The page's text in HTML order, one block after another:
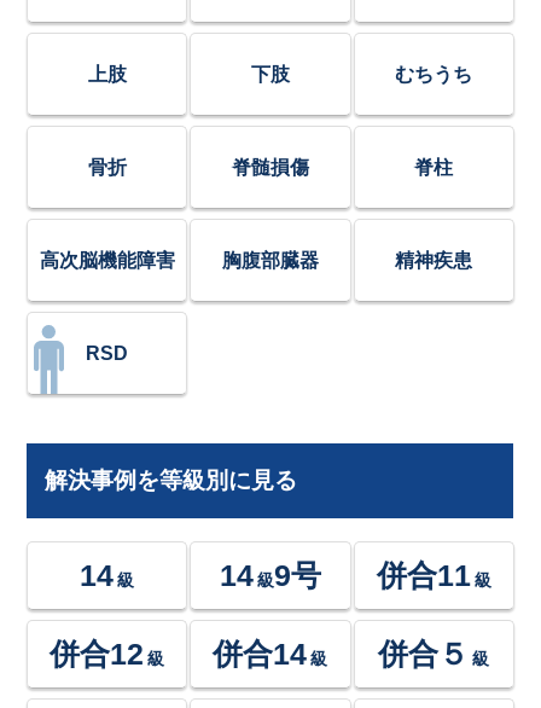
上肢 下肢 むちうち
骨折 脊髄損傷 脊柱
高次脳機能障害 胸腹部臓器 精神疾患
RSD
解決事例を等級別に見る
14 級 14級9号 併合11 級
併合12 級 併合14 級 併合５ 級